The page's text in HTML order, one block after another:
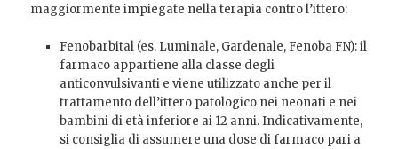
maggiormente impiegate nella terapia contro l’ittero:
Fenobarbital (es. Luminale, Gardenale, Fenoba FN): il
farmaco appartiene alla classe degli
anticonvulsivanti e viene utilizzato anche per il
trattamento dell’ittero patologico nei neonati e nei
bambini di età inferiore ai 12 anni. Indicativamente,
si consiglia di assumere una dose di farmaco pari a